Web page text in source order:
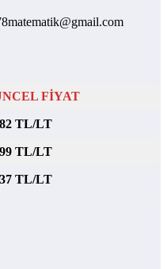
FİYAT
TL/LT
TL/LT
TL/LT